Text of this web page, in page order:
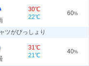
30℃
22℃
60%
ツがびっしょり
31℃
21℃
40%